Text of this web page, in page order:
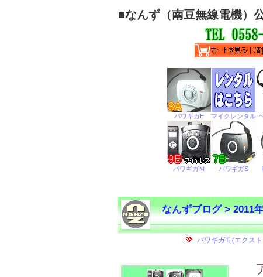
■なんず（南豆無線電機）
なんずブログ>2011